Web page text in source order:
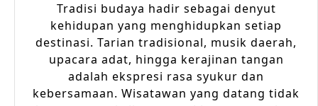
Tradisi budaya hadir sebagai denyut
kehidupan yang menghidupkan setiap
destinasi. Tarian tradisional, musik daerah,
upacara adat, hingga kerajinan tangan
adalah ekspresi rasa syukur dan
kebersamaan. Wisatawan yang datang tidak